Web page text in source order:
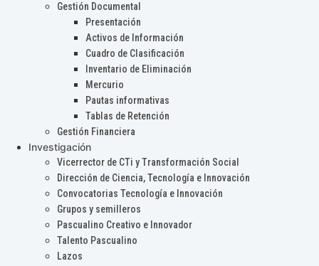
Gestión Documental
Presentación
Activos de Información
Cuadro de Clasificación
Inventario de Eliminación
Mercurio
Pautas informativas
Tablas de Retención
Gestión Financiera
Investigación
Vicerrector de CTi y Transformación Social
Dirección de Ciencia, Tecnología e Innovación
Convocatorias Tecnología e Innovación
Grupos y semilleros
Pascualino Creativo e Innovador
Talento Pascualino
Lazos